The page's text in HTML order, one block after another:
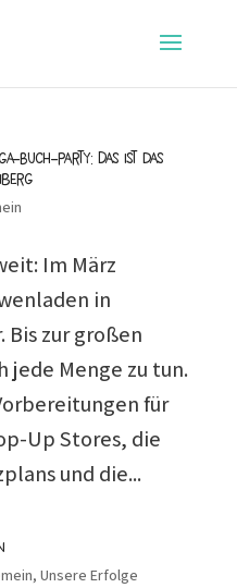
Buch-Party: Das ist das
Im März
in
Bis zur großen
jede Menge zu tun.
für
Up Stores, die
und die...
, Unsere Erfolge